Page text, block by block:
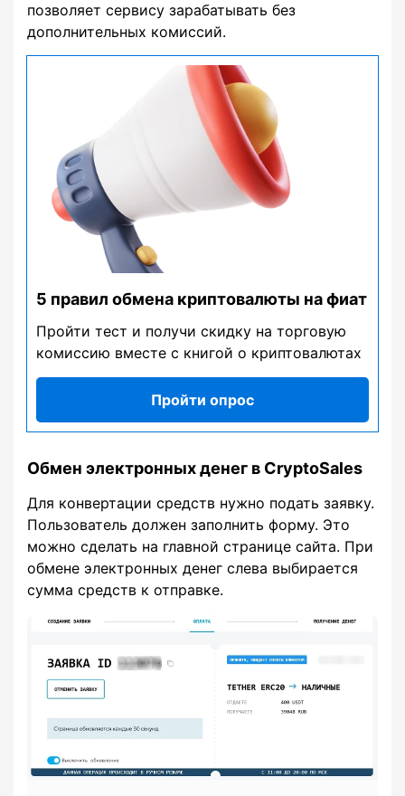
позволяет сервису зарабатывать без
дополнительных комиссий.
5 правил обмена криптовалюты на фиат
Пройти тест и получи скидку на торговую
комиссию вместе с книгой о криптовалютах
Пройти опрос
Обмен электронных денег в CryptoSales
Для конвертации средств нужно подать заявку.
Пользователь должен заполнить форму. Это
можно сделать на главной странице сайта. При
обмене электронных денег слева выбирается
сумма средств к отправке.